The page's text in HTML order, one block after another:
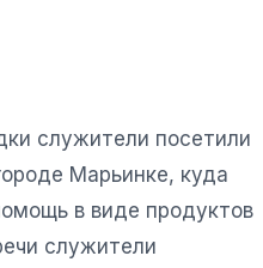
служители посетили
Марьинке, куда
в виде продуктов
служители